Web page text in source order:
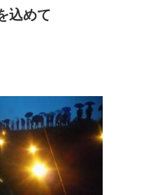
込めて